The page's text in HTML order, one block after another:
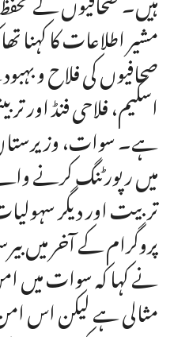
مشیر اطلاعات کا کہنا
صحافیوں کی فلاح و
اسکیم، فلاحی فنڈ اور
ہے۔ سوات،
میں رپورٹنگ کرنے
تربیت اور دیگر
پروگرام کے آخر میں
نے کہا کہ سوات میں
مثالی ہے لیکن اس امن